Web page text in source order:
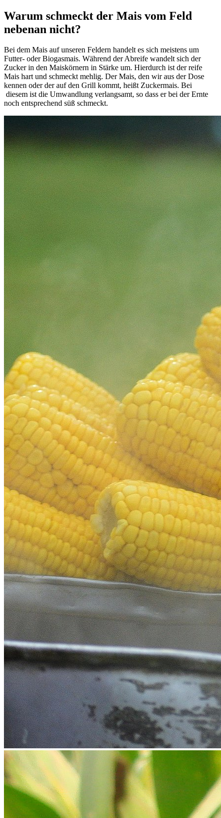
Warum schmeckt der Mais vom Feld
nebenan nicht?
Bei dem Mais auf unseren Feldern handelt es sich meistens um
Futter- oder Biogasmais. Während der Abreife wandelt sich der
Zucker in den Maiskörnern in Stärke um. Hierdurch ist der reife
Mais hart und schmeckt mehlig. Der Mais, den wir aus der Dose
kennen oder der auf den Grill kommt, heißt Zuckermais. Bei
diesem ist die Umwandlung verlangsamt, so dass er bei der Ernte
noch entsprechend süß schmeckt.